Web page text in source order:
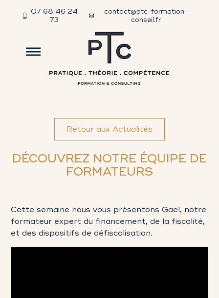
07 68 46 24
73
contact@ptc-formation-
conseil.fr
Retour aux Actualités
DÉCOUVREZ NOTRE ÉQUIPE DE
FORMATEURS
Cette semaine nous vous présentons Gael, notre
formateur expert du financement, de la fiscalité,
et des dispositifs de défiscalisation.